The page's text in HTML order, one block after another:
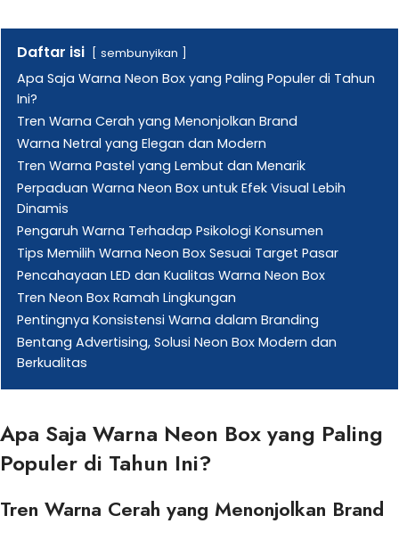
Daftar isi sembunyikan
Apa Saja Warna Neon Box yang Paling Populer di Tahun
Ini?
Tren Warna Cerah yang Menonjolkan Brand
Warna Netral yang Elegan dan Modern
Tren Warna Pastel yang Lembut dan Menarik
Perpaduan Warna Neon Box untuk Efek Visual Lebih
Dinamis
Pengaruh Warna Terhadap Psikologi Konsumen
Tips Memilih Warna Neon Box Sesuai Target Pasar
Pencahayaan LED dan Kualitas Warna Neon Box
Tren Neon Box Ramah Lingkungan
Pentingnya Konsistensi Warna dalam Branding
Bentang Advertising, Solusi Neon Box Modern dan
Berkualitas
Apa Saja Warna Neon Box yang Paling
Populer di Tahun Ini?
Tren Warna Cerah yang Menonjolkan Brand